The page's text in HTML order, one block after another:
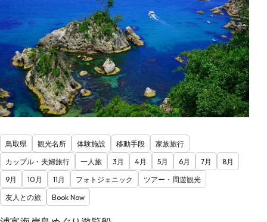
鳥取県 観光名所 体験施設 移動手段
家族旅行
カップル・夫婦旅行
一人旅 3月 4月 5月 6月 7月
8月
9月
10月 11月 フォトジェニック
ツアー・周遊観光
友人との旅
Book Now